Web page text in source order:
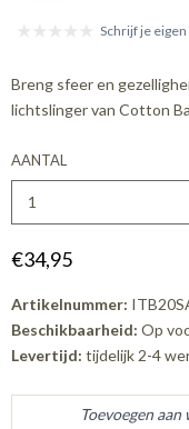
Schrijf je
Breng sfeer en
lichtslinger van Cotton
AANTAL
€34,95
Artikelnummer:
Beschikbaarheid: Op
Levertijd: tijdelijk 2-4